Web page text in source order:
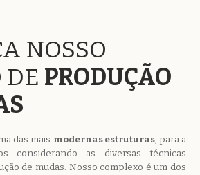
NOSSO
PRODUÇÃO
das mais modernas estruturas, para a
considerando as diversas técnicas
de mudas. Nosso complexo é um dos